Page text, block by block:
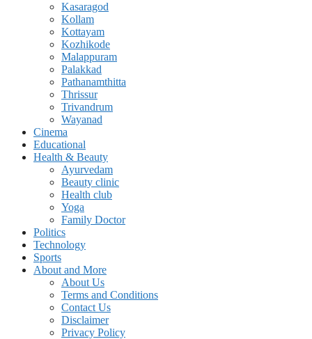
Kasaragod
Kollam
Kottayam
Kozhikode
Malappuram
Palakkad
Pathanamthitta
Thrissur
Trivandrum
Wayanad
Cinema
Educational
Health & Beauty
Ayurvedam
Beauty clinic
Health club
Yoga
Family Doctor
Politics
Technology
Sports
About and More
About Us
Terms and Conditions
Contact Us
Disclaimer
Privacy Policy